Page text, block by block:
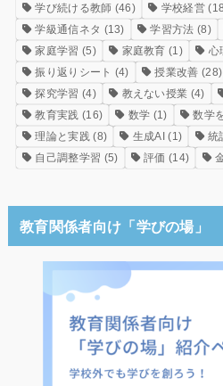
学び続ける教師 (46) 学校経営
学級通信ネタ (13) 学習方法 (8)
家庭学習 (5) 家庭教育 (1) 心
振り返りシート (4) 授業改善 (28)
探究学習 (4) 教えない授業 (4)
教育実践 (16) 数学 (1) 数学
理論と実践(8) 生成AI (1) 統
自己調整学習 (5) 評価 (14)
教育関係者向け「学びの場」